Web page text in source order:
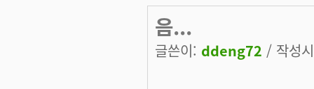
음...
글쓴이: ddeng72 / 작성